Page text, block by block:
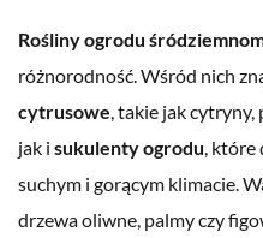
Rośliny ogrodu
różnorodność. Wśród nich
cytrusowe, takie jak cytryny,
jak i sukulenty ogrodu, które
suchym i gorącym klimacie.
drzewa oliwne, palmy czy